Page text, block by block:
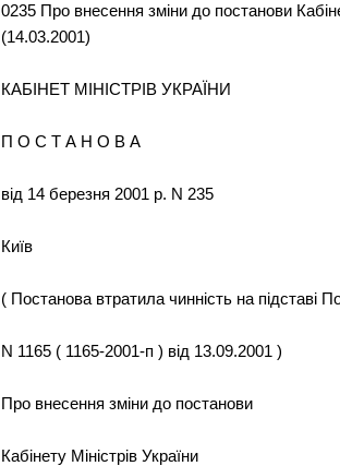
0235 Про внесення зміни до постанови
(14.03.2001)
КАБІНЕТ МІНІСТРІВ УКРАЇНИ
П О С Т А Н О В А
від 14 березня 2001 р. N 235
Київ
( Постанова втратила чинність на підставі
N 1165 ( 1165-2001-п ) від 13.09.2001 )
Про внесення зміни до постанови
Кабінету Міністрів України